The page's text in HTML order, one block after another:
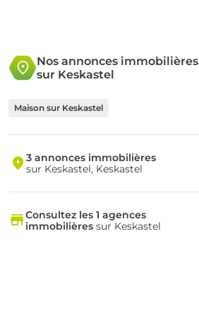
Nos annonces immobilières
sur Keskastel
Maison sur Keskastel
3 annonces immobilières
sur Keskastel, Keskastel
Consultez les 1 agences
immobilièressur Keskastel